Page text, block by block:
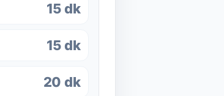
15 dk
15 dk
20 dk